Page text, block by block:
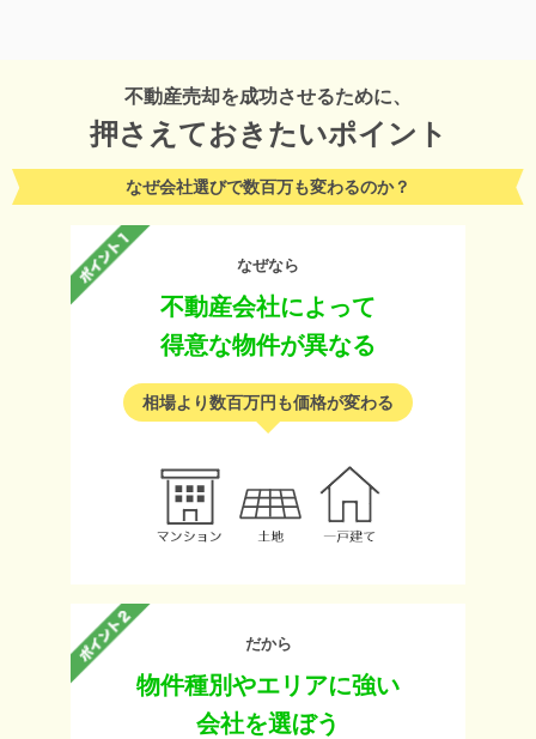
不動産売却を成功させるために、
押さえておきたいポイント
なぜ会社選びで数百万も変わるのか？
なぜなら
不動産会社によって
得意な物件が異なる
相場より数百万円も価格が変わる
だから
物件種別やエリアに強い
会社を選ぼう